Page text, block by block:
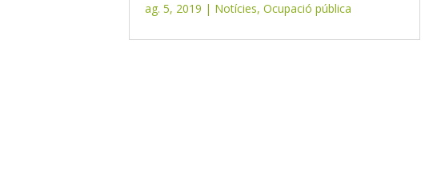
ag. 5, 2019 | Notícies,Ocupació pública